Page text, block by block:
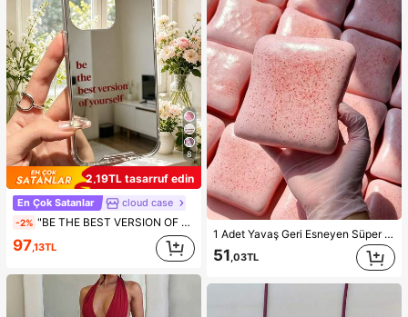
8
2,19TL tasarruf edin
En Çok Satanlar cloud case
-2% "BE THE BEST VERSION OF YOURSELF" Kırmızı Harfli Aynalı Telefon Kılıfı, 13 15 16 17pro 17 14 17 17pro Max ile Uyumlu & Galaxy/A54 A14 A15 S23 S24 S24ultra S25 A07 A17 S26 A57 ile Uyumlu
97,13TL
1 Adet Yavaş Geri Esneyen Süper Yumuşak Tereyağlı Tost Squishy Stres Azaltıcı Oyuncak, Kaygı Giderici Sıkıştırma Oyuncağı, Yavaş Geri Esneyen Yumuşak Peynir Çubuğu Squishy, Okula Dönüş, Ev Dekoru, Ev Gereçleri, Aile İhtiyaçları, Kadınlara Hediye, Erkeklere Hediye, Anneye Hediye, Babaya Hediye, Dedeye Hediye, Anneanneye/Babaanneye Hediye
51,03TL